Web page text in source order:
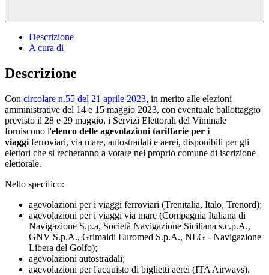
Descrizione
A cura di
Descrizione
Con circolare n.55 del 21 aprile 2023, in merito alle elezioni
amministrative del 14 e 15 maggio 2023, con eventuale ballottaggio
previsto il 28 e 29 maggio, i Servizi Elettorali del Viminale
forniscono l'elenco delle agevolazioni tariffarie per i
viaggi ferroviari, via mare, autostradali e aerei, disponibili per gli
elettori che si recheranno a votare nel proprio comune di iscrizione
elettorale.
Nello specifico:
agevolazioni per i viaggi ferroviari (Trenitalia, Italo, Trenord);
agevolazioni per i viaggi via mare (Compagnia Italiana di
Navigazione S.p.a, Società Navigazione Siciliana s.c.p.A.,
GNV S.p.A., Grimaldi Euromed S.p.A., NLG - Navigazione
Libera del Golfo);
agevolazioni autostradali;
agevolazioni per l'acquisto di biglietti aerei (ITA Airways).